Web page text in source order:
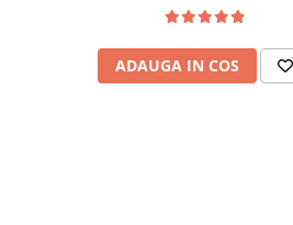
ADAUGA IN COS